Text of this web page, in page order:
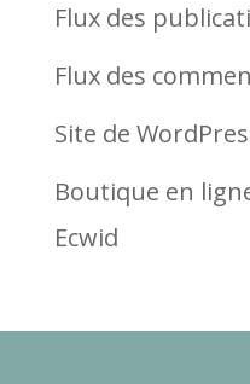
Flux des
Flux des
Site de
Boutique en
Ecwid